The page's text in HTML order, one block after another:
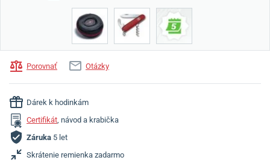
Porovnať Otázky
Dárek k hodinkám
Certifikát, návod a krabička
Záruka 5 let
Skrátenie remienka zadarmo